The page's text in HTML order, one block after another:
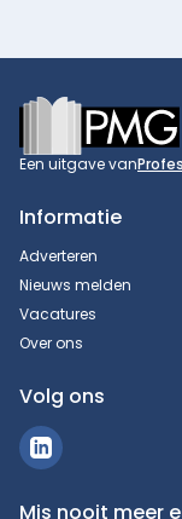
Footer
Een uitgave van
Informatie
Adverteren
Nieuws melden
Vacatures
Over ons
Volg ons
Mis nooit meer